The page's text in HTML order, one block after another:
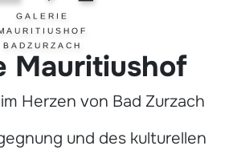
G A L E R I E
A U R I T I U S H O F
B A D Z U R Z A C H
Mauritiushof
Herzen von Bad Zurzach
und des kulturellen